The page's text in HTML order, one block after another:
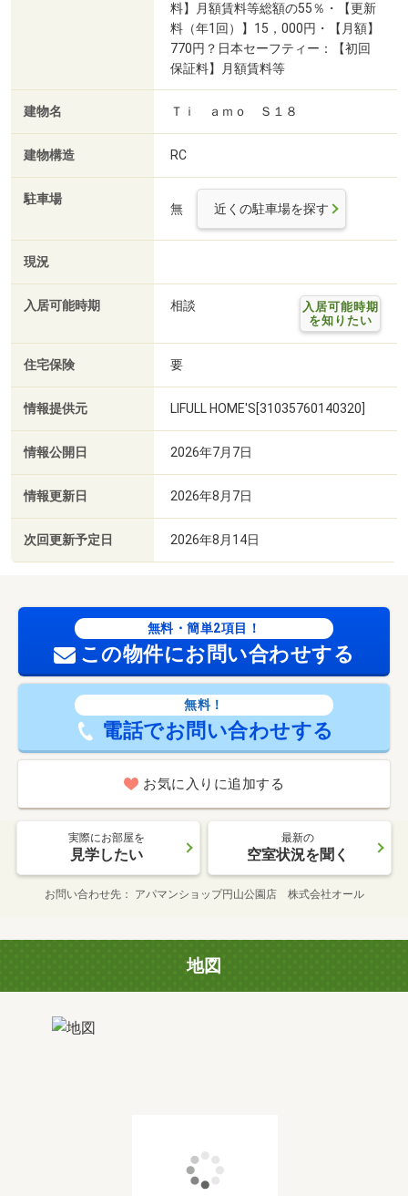
料】月額賃料等総額の55％・【更新
料（年1回）】15，000円・【月額】
770円？日本セーフティー：【初回
保証料】月額賃料等
建物名 Ｔｉ ａｍｏ Ｓ１８
建物構造 RC
駐車場
無 近くの駐車場を探す
現況
入居可能時期 相談
入居可能時期
を知りたい
住宅保険 要
情報提供元 LIFULL HOME'S[31035760140320]
情報公開日 2026年7月7日
情報更新日 2026年8月7日
次回更新予定日 2026年8月14日
無料・簡単2項目！
この物件にお問い合わせする
無料！
電話でお問い合わせする
お気に入りに追加する
実際にお部屋を
見学したい
最新の
空室状況を聞く
お問い合わせ先 アパマンショップ円山公園店 株式会社オール
地図